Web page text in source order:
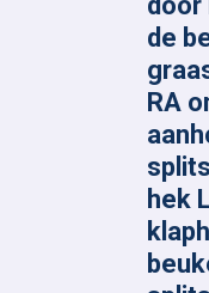
de
RA
hek